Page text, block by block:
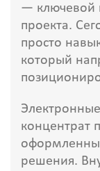
— ключевой
проекта.
просто
который
концентрат
решения.